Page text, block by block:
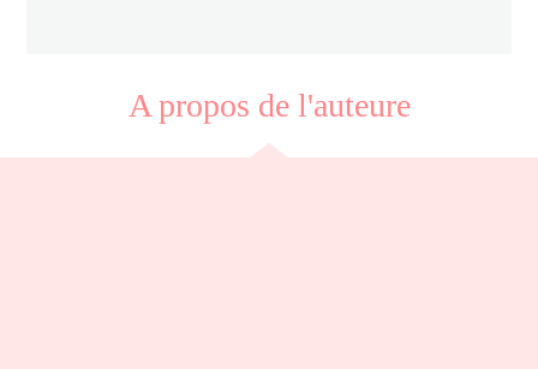
A propos de l'auteure